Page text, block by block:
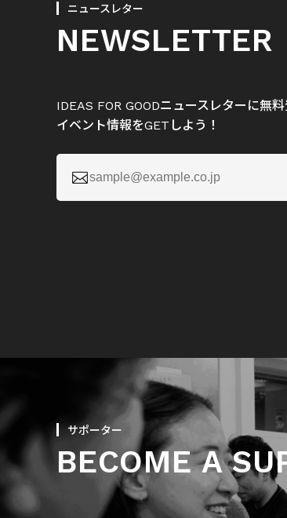
ニュースレター
NEWSLETTER
IDEAS FOR GOODニュースレターに無
イベント情報をGETしよう！

サポーター
BECOME A